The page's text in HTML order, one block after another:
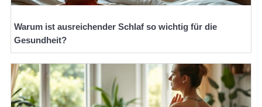
Warum ist ausreichender Schlaf so wichtig für die
Gesundheit?